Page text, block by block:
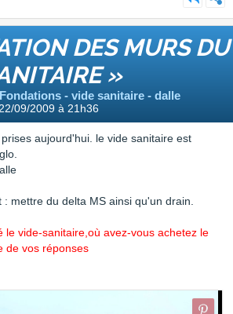
DES MURS DU
»
- vide sanitaire - dalle
09/2009 à 21h36
aujourd'hui. le vide sanitaire est
mettre du delta MS ainsi qu'un drain.
le vide-sanitaire,où avez-vous achetez le
de vos réponses